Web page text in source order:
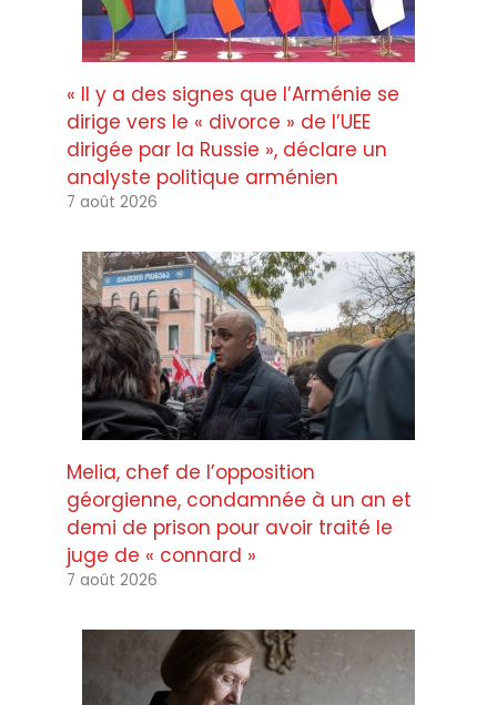
« Il y a des signes que l’Arménie se
dirige vers le « divorce » de l’UEE
dirigée par la Russie », déclare un
analyste politique arménien
7 août 2026
Melia, chef de l’opposition
géorgienne, condamnée à un an et
demi de prison pour avoir traité le
juge de « connard »
7 août 2026